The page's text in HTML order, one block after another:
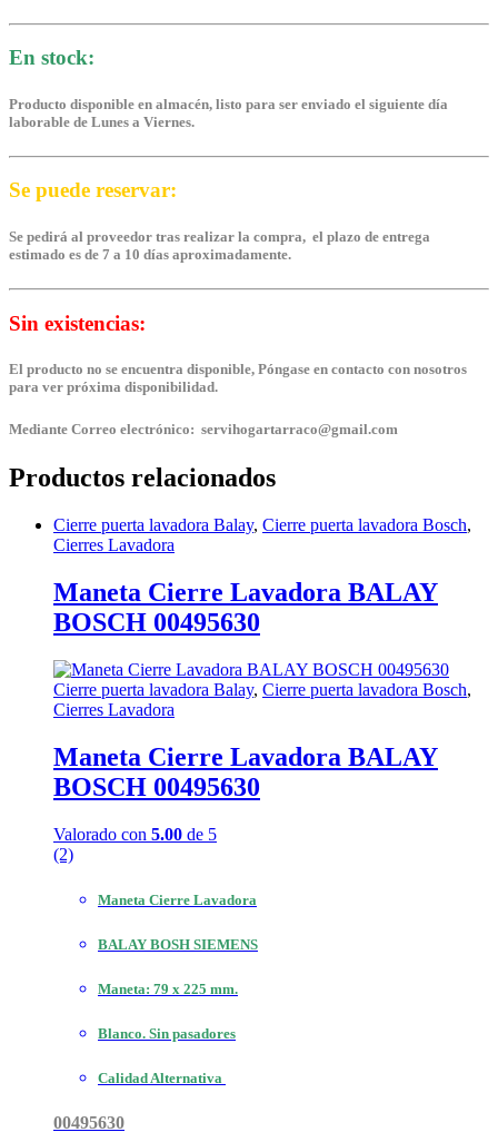
En stock:
Producto disponible en almacén, listo para ser enviado el siguiente día
laborable de Lunes a Viernes.
Se puede reservar:
Se pedirá al proveedor tras realizar la compra, el plazo de entrega
estimado es de 7 a 10 días aproximadamente.
Sin existencias:
El producto no se encuentra disponible, Póngase en contacto con nosotros
para ver próxima disponibilidad.
Mediante Correo electrónico: servihogartarraco@gmail.com
Productos relacionados
Cierre puerta lavadora Balay, Cierre puerta lavadora Bosch,
Cierres Lavadora
Maneta Cierre Lavadora BALAY
BOSCH 00495630
Cierre puerta lavadora Balay, Cierre puerta lavadora Bosch,
Cierres Lavadora
Maneta Cierre Lavadora BALAY
BOSCH 00495630
Valorado con 5.00 de 5
(2)
Maneta Cierre Lavadora
BALAY BOSH SIEMENS
Maneta: 79 x 225 mm.
Blanco. Sin pasadores
Calidad Alternativa
00495630